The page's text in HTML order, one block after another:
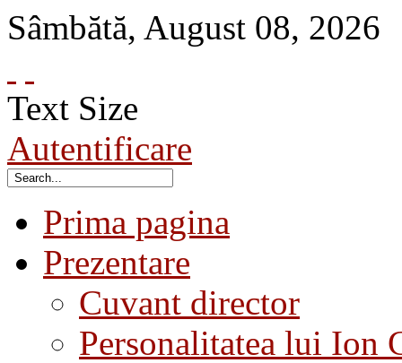
Sâmbătă, August 08, 2026
Text Size
Autentificare
Prima pagina
Prezentare
Cuvant director
Personalitatea lui Ion